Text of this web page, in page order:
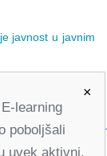
javnost u javnim
×
learning
poboljšali
uvek aktivni,